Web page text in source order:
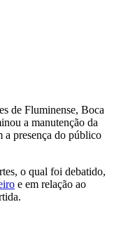
de Fluminense, Boca
a manutenção da
a presença do público
o qual foi debatido,
e em relação ao